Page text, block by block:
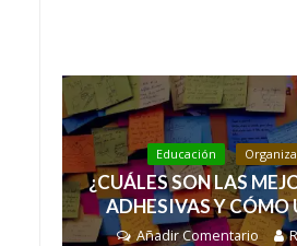
Educación
¿CUÁLES SON LAS
ADHESIVAS Y CÓMO
Añadir Comentario